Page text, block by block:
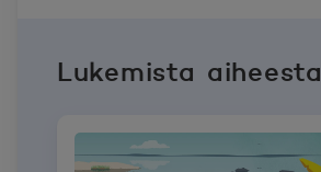
Lukemista aiheesta